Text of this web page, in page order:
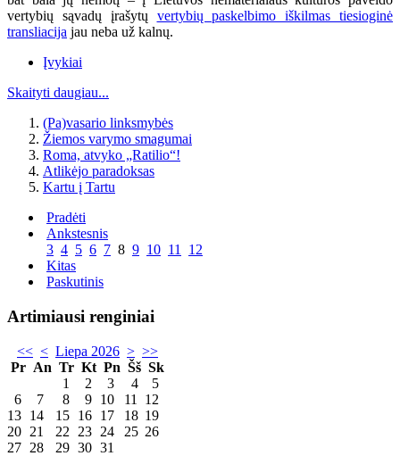
vertybių sąvadų įrašytų vertybių paskelbimo iškilmas tiesioginė
transliacija jau neba už kalnų.
Įvykiai
Skaityti daugiau...
(Pa)vasario linksmybės
Žiemos varymo smagumai
Roma, atvyko „Ratilio“!
Atlikėjo paradoksas
Kartu į Tartu
Pradėti
Ankstesnis
3 4 5 6 7 8 9 10 11 12
Kitas
Paskutinis
Artimiausi renginiai
<< < Liepa 2026 > >>
Pr An Tr Kt Pn Šš Sk
1
2 3 4
5
6
7 8 9 10 11
12
13 14 15 16 17 18 19
20 21 22 23 24 25 26
27 28 29 30 31